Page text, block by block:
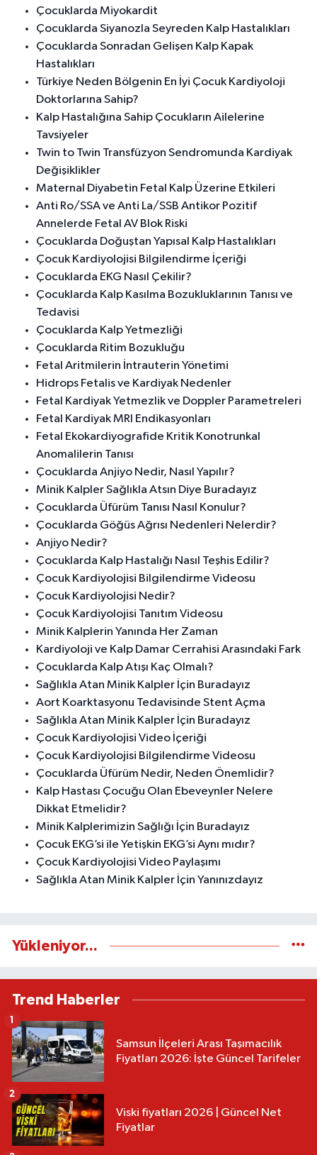
Çocuklarda Miyokardit
Çocuklarda Siyanozla Seyreden Kalp Hastalıkları
Çocuklarda Sonradan Gelişen Kalp Kapak
Hastalıkları
Türkiye Neden Bölgenin En İyi Çocuk Kardiyoloji
Doktorlarına Sahip?
Kalp Hastalığına Sahip Çocukların Ailelerine
Tavsiyeler
Twin to Twin Transfüzyon Sendromunda Kardiyak
Değişiklikler
Maternal Diyabetin Fetal Kalp Üzerine Etkileri
Anti Ro/SSA ve Anti La/SSB Antikor Pozitif
Annelerde Fetal AV Blok Riski
Çocuklarda Doğuştan Yapısal Kalp Hastalıkları
Çocuk Kardiyolojisi Bilgilendirme İçeriği
Çocuklarda EKG Nasıl Çekilir?
Çocuklarda Kalp Kasılma Bozukluklarının Tanısı ve
Tedavisi
Çocuklarda Kalp Yetmezliği
Çocuklarda Ritim Bozukluğu
Fetal Aritmilerin İntrauterin Yönetimi
Hidrops Fetalis ve Kardiyak Nedenler
Fetal Kardiyak Yetmezlik ve Doppler Parametreleri
Fetal Kardiyak MRI Endikasyonları
Fetal Ekokardiyografide Kritik Konotrunkal
Anomalilerin Tanısı
Çocuklarda Anjiyo Nedir, Nasıl Yapılır?
Minik Kalpler Sağlıkla Atsın Diye Buradayız
Çocuklarda Üfürüm Tanısı Nasıl Konulur?
Çocuklarda Göğüs Ağrısı Nedenleri Nelerdir?
Anjiyo Nedir?
Çocuklarda Kalp Hastalığı Nasıl Teşhis Edilir?
Çocuk Kardiyolojisi Bilgilendirme Videosu
Çocuk Kardiyolojisi Nedir?
Çocuk Kardiyolojisi Tanıtım Videosu
Minik Kalplerin Yanında Her Zaman
Kardiyoloji ve Kalp Damar Cerrahisi Arasındaki Fark
Çocuklarda Kalp Atışı Kaç Olmalı?
Sağlıkla Atan Minik Kalpler İçin Buradayız
Aort Koarktasyonu Tedavisinde Stent Açma
Sağlıkla Atan Minik Kalpler İçin Buradayız
Çocuk Kardiyolojisi Video İçeriği
Çocuk Kardiyolojisi Bilgilendirme Videosu
Çocuklarda Üfürüm Nedir, Neden Önemlidir?
Kalp Hastası Çocuğu Olan Ebeveynler Nelere
Dikkat Etmelidir?
Minik Kalplerimizin Sağlığı İçin Buradayız
Çocuk EKG’si ile Yetişkin EKG’si Aynı mıdır?
Çocuk Kardiyolojisi Video Paylaşımı
Sağlıkla Atan Minik Kalpler İçin Yanınızdayız
Yükleniyor...
Trend Haberler
Samsun İlçeleri Arası Taşımacılık
Fiyatları 2026: İşte Güncel Tarifeler
1
Viski fiyatları 2026 | Güncel Net
Fiyatlar
2